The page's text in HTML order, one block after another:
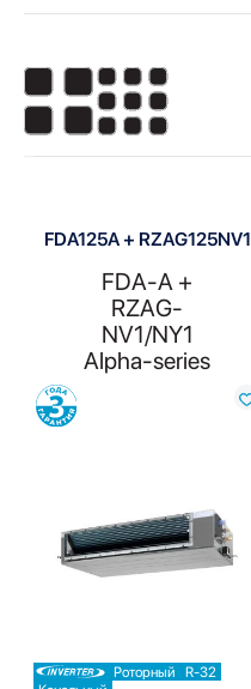
Показать:
FDA125A + RZAG125NV1
FDA-A +
RZAG-
NV1/NY1
Alpha-series
Сравнить
Роторный
R-32